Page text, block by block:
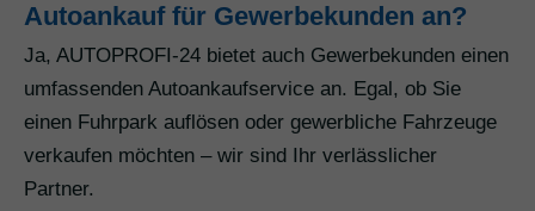
Autoankauf für Gewerbekunden an?
Ja, AUTOPROFI-24 bietet auch Gewerbekunden einen
umfassenden Autoankaufservice an. Egal, ob Sie
einen Fuhrpark auflösen oder gewerbliche Fahrzeuge
verkaufen möchten – wir sind Ihr verlässlicher
Partner.